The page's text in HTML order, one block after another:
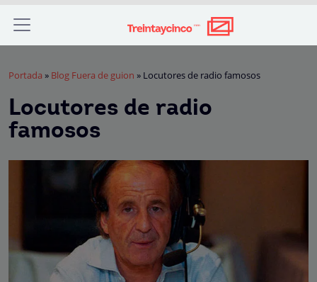
Portada » Blog Fuera de guion » Locutores de radio famosos
Locutores de radio
famosos